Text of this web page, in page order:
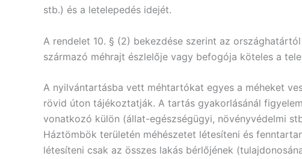
stb.) és a letelepedés idejét.
A rendelet 10. § (2) bekezdése szerint az
származó méhrajt észlelője vagy befogója köteles a
A nyilvántartásba vett méhtartókat egyes a méheket
rövid úton tájékoztatják. A tartás gyakorlásánál
vonatkozó külön (állat-egészségügyi, növényvédelmi
Háztömbök területén méhészetet létesíteni és
létesíteni csak az összes lakás bérlőjének